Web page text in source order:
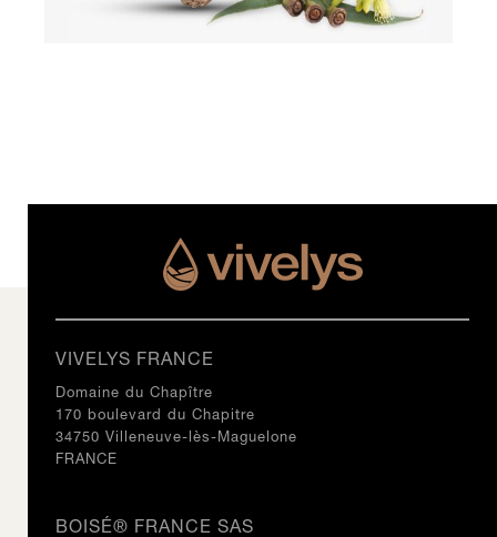
VIVELYS FRANCE
Domaine du Chapître
170 boulevard du Chapitre
34750 Villeneuve-lès-Maguelone
FRANCE
BOISÉ® FRANCE SAS